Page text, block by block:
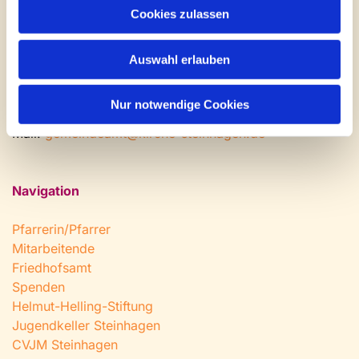
Cookies zulassen
Auswahl erlauben
Nur notwendige Cookies
Montag: geschlossen
Dienstag bis Freitag: 9 - 12 Uhr
Nachmittags nach Vereinbarung
Fax: 0 52 04 / 25 65
Mail:gemeindeamt@kirche-steinhagen.de
Navigation
Pfarrerin/Pfarrer
Mitarbeitende
Friedhofsamt
Spenden
Helmut-Helling-Stiftung
Jugendkeller Steinhagen
CVJM Steinhagen